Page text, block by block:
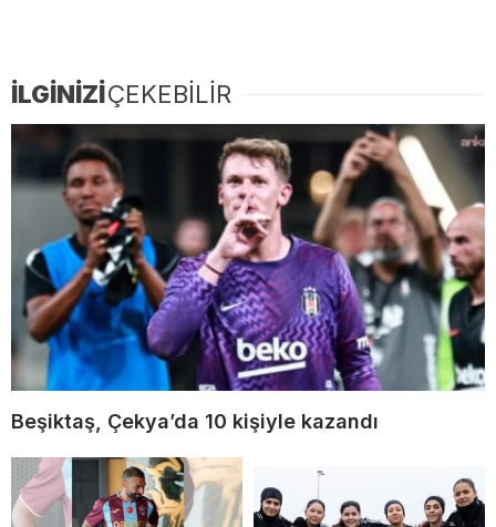
İLGİNİZİÇEKEBİLİR
Beşiktaş, Çekya’da 10 kişiyle kazandı